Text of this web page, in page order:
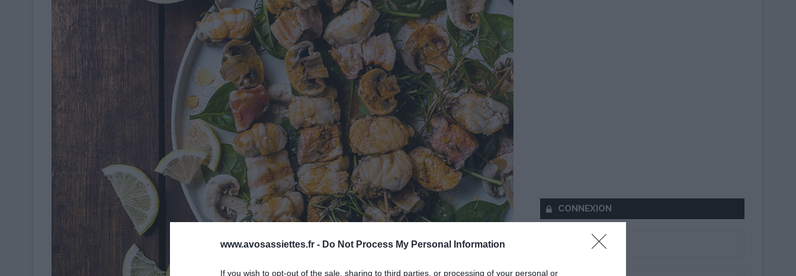
www.avosassiettes.fr - Do Not Process My Personal Information
If you wish to opt-out of the sale, sharing to third parties, or processing of your personal or
CONNEXION